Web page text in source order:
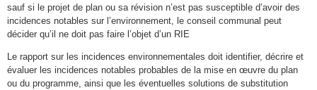
sauf si le projet de plan ou sa révision n’est pas susceptible d’avoir des
incidences notables sur l’environnement, le conseil communal peut
décider qu’il ne doit pas faire l’objet d’un RIE
Le rapport sur les incidences environnementales doit identifier, décrire et
évaluer les incidences notables probables de la mise en œuvre du plan
ou du programme, ainsi que les éventuelles solutions de substitution